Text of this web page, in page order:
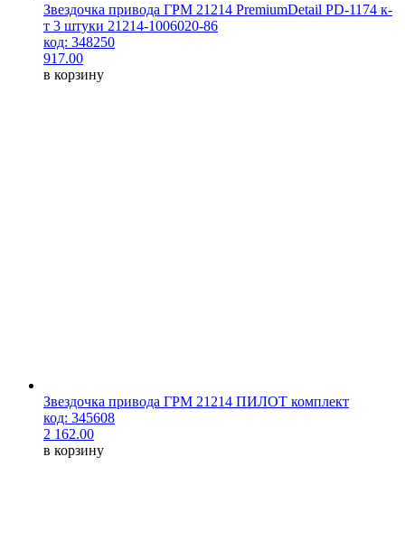
Звездочка привода ГРМ 21214 PremiumDetail PD-1174 к-
т 3 штуки 21214-1006020-86
код: 348250
917.00
в корзину
Звездочка привода ГРМ 21214 ПИЛОТ комплект
код: 345608
2 162.00
в корзину